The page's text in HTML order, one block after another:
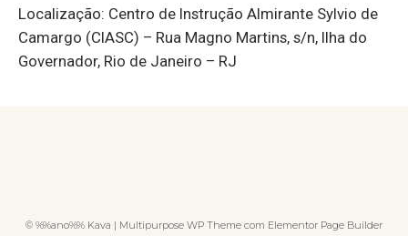
Localização: Centro de Instrução Almirante Sylvio de
Camargo (CIASC) – Rua Magno Martins, s/n, Ilha do
Governador, Rio de Janeiro – RJ
© %%ano%% Kava | Multipurpose WP Theme com Elementor Page Builder